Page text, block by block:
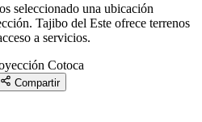
seleccionado una ubicación
Tajibo del Este ofrece terrenos
a servicios.
Cotoca
Compartir